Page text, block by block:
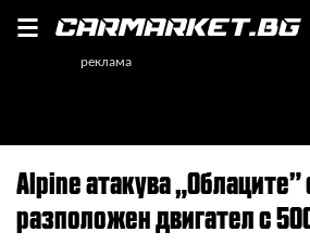
Alpine атакува „Облаците” с централно
разположен двигател с